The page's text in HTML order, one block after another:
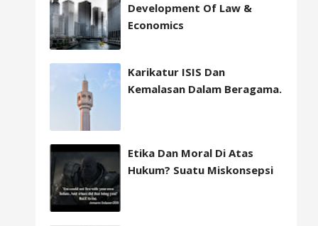
Development Of Law &
Economics
Karikatur ISIS Dan
Kemalasan Dalam Beragama.
Etika Dan Moral Di Atas
Hukum? Suatu Miskonsepsi